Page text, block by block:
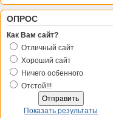
ОПРОС
Как Вам сайт?
Отличный сайт
Хороший сайт
Ничего осбенного
Отстой!!!
Показать результаты